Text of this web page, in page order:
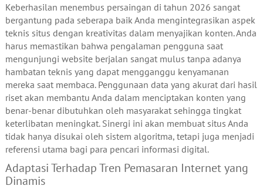
Keberhasilan menembus persaingan di tahun 2026 sangat
bergantung pada seberapa baik Anda mengintegrasikan aspek
teknis situs dengan kreativitas dalam menyajikan konten. Anda
harus memastikan bahwa pengalaman pengguna saat
mengunjungi website berjalan sangat mulus tanpa adanya
hambatan teknis yang dapat mengganggu kenyamanan
mereka saat membaca. Penggunaan data yang akurat dari hasil
riset akan membantu Anda dalam menciptakan konten yang
benar-benar dibutuhkan oleh masyarakat sehingga tingkat
keterlibatan meningkat. Sinergi ini akan membuat situs Anda
tidak hanya disukai oleh sistem algoritma, tetapi juga menjadi
referensi utama bagi para pencari informasi digital.
Adaptasi Terhadap Tren Pemasaran Internet yang
Dinamis